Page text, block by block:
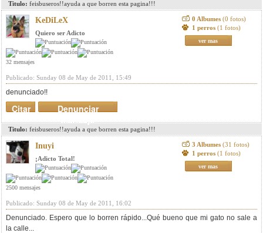
Titulo: feisbuseros!!ayuda a que borren esta pagina!!!
KeDiLeX
Quiero ser Adicto
32 mensajes
0 Albumes (0 fotos)
1 perros (1 fotos)
ver mas
Publicado: Sunday 08 de May de 2011, 15:49
denunciado!!
Denunciar
mensaje
Citar
Titulo: feisbuseros!!ayuda a que borren esta pagina!!!
Inuyi
¡Adicto Total!
2500 mensajes
3 Albumes (31 fotos)
1 perros (1 fotos)
ver mas
Publicado: Sunday 08 de May de 2011, 16:02
Denunciado. Espero que lo borren rápido...Qué bueno que mi gato no sale a
la calle...